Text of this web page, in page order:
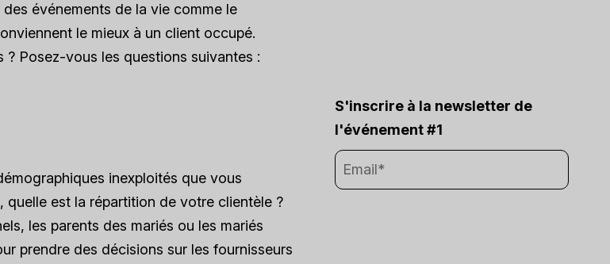
événements de la vie comme le
le mieux à un client occupé.
Posez-vous les questions suivantes :
inexploités que vous
est la répartition de votre clientèle ?
les parents des mariés ou les mariés
prendre des décisions sur les fournisseurs
S'inscrire à la newsletter de
l'événement #1